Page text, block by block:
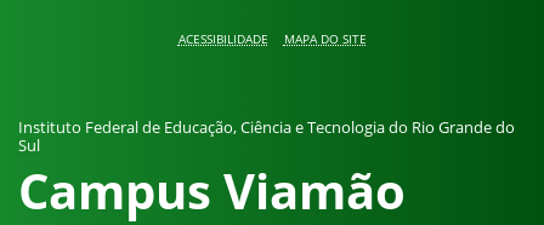
ACESSIBILIDADE MAPA DO SITE
Instituto Federal de Educação, Ciência e Tecnologia do Rio Grande do
Sul
Campus Viamão